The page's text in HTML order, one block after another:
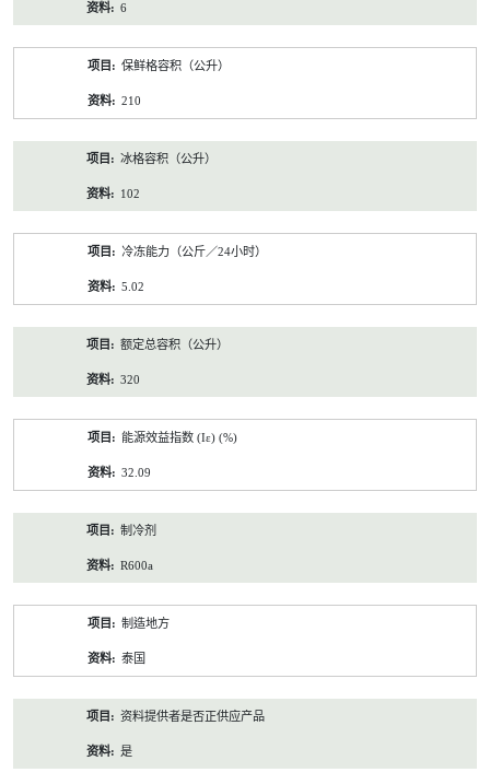
6
保鲜格容积（公升）
210
冰格容积（公升）
102
冷冻能力（公斤／24小时）
5.02
额定总容积（公升）
320
能源效益指数 (Iε) (%)
32.09
制冷剂
R600a
制造地方
泰国
资料提供者是否正供应产品
是